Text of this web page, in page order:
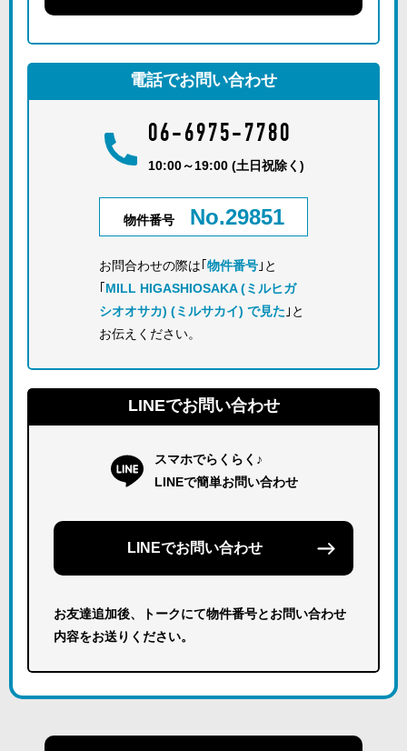
電話でお問い合わせ
06-6975-7780
10:00～19:00 (土日祝除く)
物件番号 No.29851
お問合わせの際は｢ 物件番号 ｣と
MILL HIGASHIOSAKA (ミルヒガ
シオオサカ) (ミルサカイ) で見た ｣と
お伝えください。
LINEでお問い合わせ
スマホでらくらく♪
LINEで簡単お問い合わせ
LINEでお問い合わせ
お友達追加後、トークにて物件番号とお問い合わせ
内容をお送りください。